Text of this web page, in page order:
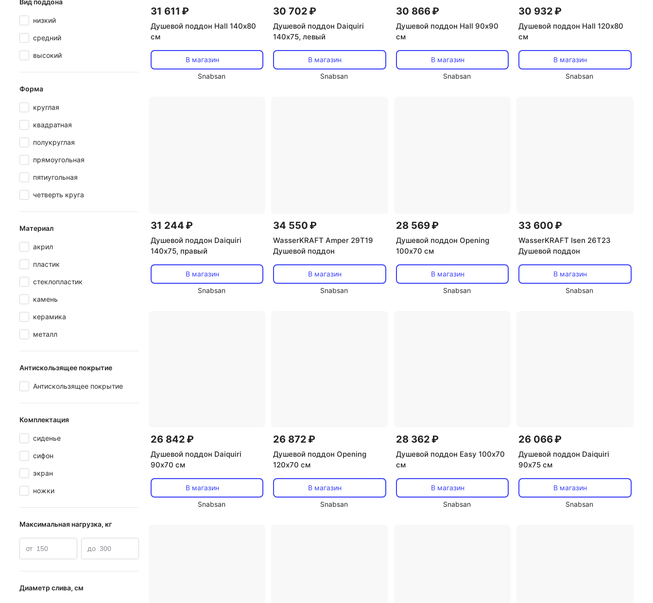
Вид поддона
низкий
средний
высокий
Форма
круглая
квадратная
полукруглая
прямоугольная
пятиугольная
четверть круга
Материал
акрил
пластик
стеклопластик
камень
керамика
металл
Антискользящее покрытие
Антискользящее покрытие
Комплектация
сиденье
сифон
экран
ножки
Максимальная нагрузка, кг
от до
Диаметр слива, см
31 611 ₽
Душевой поддон Hall 140х80
см
В магазин
Snabsan
30 702 ₽
Душевой поддон Daiquiri
140х75, левый
В магазин
Snabsan
30 866 ₽
Душевой поддон Hall 90х90
см
В магазин
Snabsan
30 932 ₽
Душевой поддон Hall 120х80
см
В магазин
Snabsan
31 244 ₽
Душевой поддон Daiquiri
140х75, правый
В магазин
Snabsan
34 550 ₽
WasserKRAFT Amper 29T19
Душевой поддон
В магазин
Snabsan
28 569 ₽
Душевой поддон Opening
100х70 см
В магазин
Snabsan
33 600 ₽
WasserKRAFT Isen 26T23
Душевой поддон
В магазин
Snabsan
26 842 ₽
Душевой поддон Daiquiri
90х70 см
В магазин
Snabsan
26 872 ₽
Душевой поддон Opening
120х70 см
В магазин
Snabsan
28 362 ₽
Душевой поддон Easy 100х70
см
В магазин
Snabsan
26 066 ₽
Душевой поддон Daiquiri
90х75 см
В магазин
Snabsan